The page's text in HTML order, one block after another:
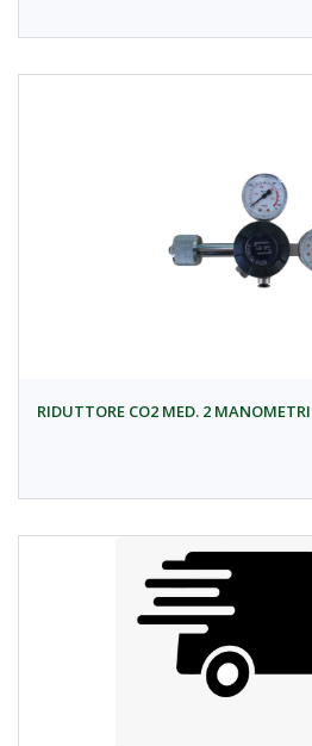
RIDUTTORE CO2 MED. 2